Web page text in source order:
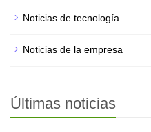
Noticias de tecnología
Noticias de la empresa
Últimas noticias